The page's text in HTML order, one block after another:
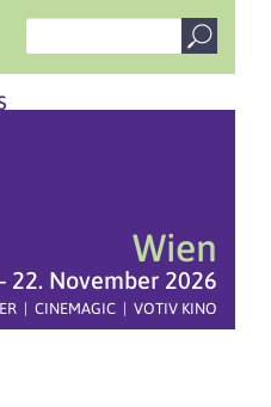
Wien
22. November 2026
| CINEMAGIC | VOTIV KINO